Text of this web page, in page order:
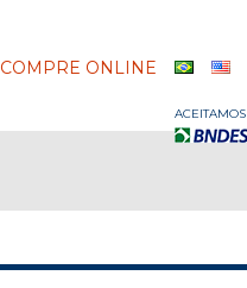
COMPRE ONLINE
ACEITAMOS